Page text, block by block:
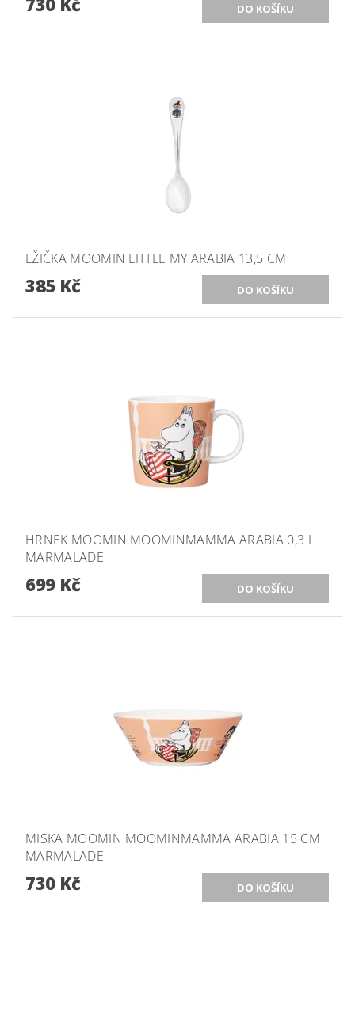
LŽIČKA MOOMIN LITTLE MY ARABIA 13,5 CM
385 Kč
HRNEK MOOMIN MOOMINMAMMA ARABIA 0,3 L
MARMALADE
699 Kč
MISKA MOOMIN MOOMINMAMMA ARABIA 15 CM
MARMALADE
730 Kč